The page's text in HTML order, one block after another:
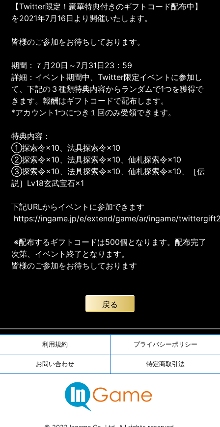
【Twitter限定！豪華特典付きのギフトコード配布中】
を2021年7月16日より開催いたします。
皆様のご参加をお待ちしております。
期間：７月20日～7月31日23：59
詳細：イベント期間中、Twitter限定イベントに参加し
て、下記の３種類特典内容からランダムで1つを獲得で
きます。報酬はギフトコードで配布します。
*アカウント1つにつき１回のみ受領できます。
特典内容：
①探索令×10、法具探索令×10
②探索令×10、法具探索令×10、仙札探索令×10
③探索令×10、法具探索令×10、仙札探索令×10、［伝
説］Lv18玄武宝石×1
下記URLからイベントに参加できます
https://ingame.jp/e/extend/game/ar/ingame/
※配布するギフトコードは500個となります。配布完了
次第、イベント終了となります。
皆様のご参加をお待ちしております
戻る
利用規約 プライバシーポリシー
お問い合わせ 特定商取引法